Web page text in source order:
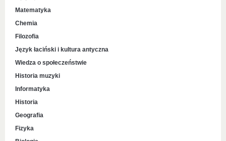
Matematyka
Chemia
Filozofia
Język łaciński i kultura antyczna
Wiedza o społeczeństwie
Historia muzyki
Informatyka
Historia
Geografia
Fizyka